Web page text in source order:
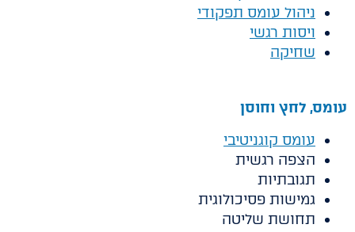
ניהול עומס תפקודי
ויסות רגשי
שחיקה
עומס, לחץ וחוסן
עומס קוגניטיבי
הצפה רגשית
תגובתיות
גמישות פסיכולוגית
תחושת שליטה